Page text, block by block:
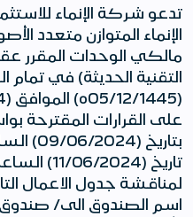
تدعو شركة الإنماء
الإنماء المتوازن متعدد
مالكي الوحدات المقرر
على القرارات المقترحة
اسم الصندوق الى/ صندوق